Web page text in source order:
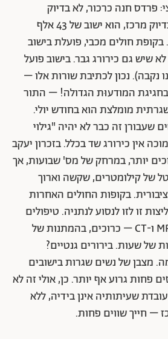
פרדס חנה כרכור, לא בדיוק
פריפריה, אבל גם לא בדיוק מרכז, הוא ישוב של 43 אלף
חולים מכבי, פועלת בישוב
שיש גם כירורג גבר. בישוב פועל
נקבה). נכון לכתיבת שורות אלו –
המודעוּת הגדולה! – התור
מומלצת הוא בחודש יולי.
נשים שעבורן זה כבר לא יהיה "גילוי
אין כירורג שד בכלל. בזכרון יעקב
יותר, במרחק של מס' שבועות, אך
של קילומטרים, שקשה וארוך
בקופות החולים האחרות
זו לזו לנסוע לנתניה. טיפולים
מתקדמים יותר כמו MRI ו-CT – כרוכים, בהמתנות של
של שעות. בירורים גנטיים?
מצבן של נשים שגרות בישובים
פחות גרוע אף יותר. כן, אולי זה לא
שעיתותיה אינן בידיה, ללא
– חייך שווים פחות.